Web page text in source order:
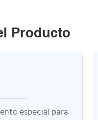
Producto
especial para